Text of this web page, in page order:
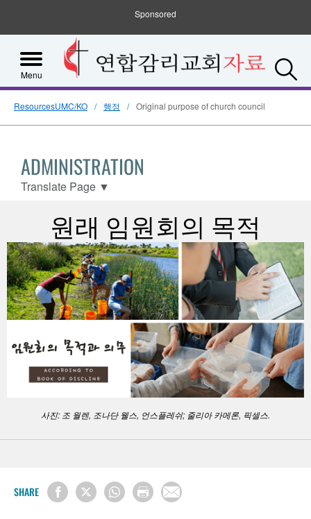
Sponsored
Menu
ResourcesUMC/KO 행정 Original purpose of church council
ADMINISTRATION
Translate Page ▼
원래 임원회의 목적
사진: 조 월렌, 조나단 웰스, 언스플레쉬; 줄리아 카메론, 픽셀스.
SHARE